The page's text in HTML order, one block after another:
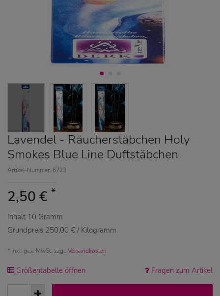
Lavendel - Räucherstäbchen Holy
Smokes Blue Line Duftstäbchen
Artikel-Nummer: 6723
2,50 € *
Inhalt 10 Gramm
Grundpreis 250,00 € / Kilogramm
* inkl. ges. MwSt. zzgl. Versandkosten
Größentabelle öffnen Fragen zum Artikel